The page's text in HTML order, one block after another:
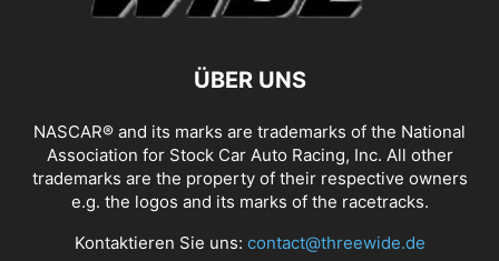
ÜBER UNS
NASCAR® and its marks are trademarks of the National
Association for Stock Car Auto Racing, Inc. All other
trademarks are the property of their respective owners
e.g. the logos and its marks of the racetracks.
Kontaktieren Sie uns: contact@threewide.de